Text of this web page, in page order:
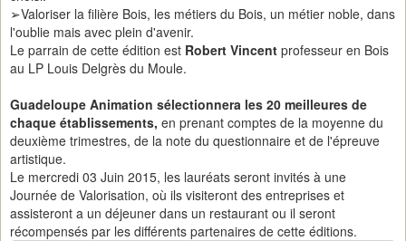
➢Valoriser la filière Bois, les métiers du Bois, un métier noble, dans
l'oublie mais avec plein d'avenir.
Le parrain de cette édition est Robert Vincent professeur en Bois
au LP Louis Delgrès du Moule.
Guadeloupe Animation sélectionnera les 20 meilleures de
chaque établissements, en prenant comptes de la moyenne du
deuxième trimestres, de la note du questionnaire et de l'épreuve
artistique.
Le mercredi 03 Juin 2015, les lauréats seront invités à une
Journée de Valorisation, où ils visiteront des entreprises et
assisteront a un déjeuner dans un restaurant ou il seront
récompensés par les différents partenaires de cette éditions.